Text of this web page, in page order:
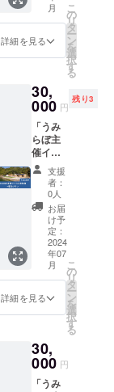
https://
umilabo
ookingh
ub/acce
2025年
3月
会 ・
トーク
イベン
ベント
・真珠
収穫&ア
クセサ
リー作
りイベ
ント ・
みんな
でDIY会
・うみ
らぼメ
ンバー
と語ら
う飲み
会 この
イベン
トに、1
回（1名
参加い
ただけ
ます。
に招い
た、特
別な
ントに
ご参加
いただ
けま
す！ ま
た、お
礼の
メール
をお送
りしま
す。 ---
イベン
ト開催
予定
日：
2024年
9月
21,22日
時間程
度） 開
催場
所：う
届けし
ます。
ご家族
やお仲
間みん
しめる
3〜4人
前のプ
ランで
す！ ----
- 名称：
殻付き
生牡蠣
産地: 三
重県志
摩市
（英虞
湾） サ
イズ:
17g〜
25g（可
食部）
法: 冷蔵
下。す
ぐ食べ
る場合
は常温
月
詳細を見る
こ
の
リ
タ
ー
ン
を
選
択
す
る
30,
000 円
残り3
「うみ
らぼ主
催イベ
ント参
加権+宿
泊プラ
ン」 う
みらぼ
では、
2024年
7月以
降、イ
ベント
を開催
しま
す！ こ
リター
ンで
は、う
みらぼ
支援
者：
0人
お届
け予
定：
2024
年07
月
詳細を見る
こ
の
リ
タ
ー
ン
を
選
択
す
る
30,
000 円
「うみ